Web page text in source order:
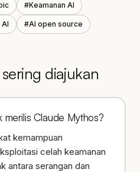
#Keamanan AI
#AI open source
diajukan
Claude Mythos?
kemampuan
celah keamanan
antara serangan dan